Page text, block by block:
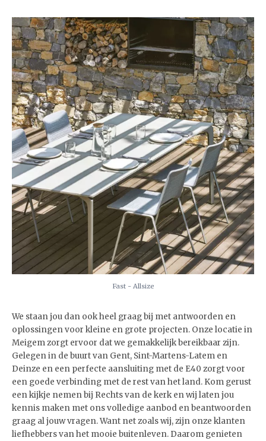
Fast - Allsize
We staan jou dan ook heel graag bij met antwoorden en
oplossingen voor kleine en grote projecten. Onze locatie in
Meigem zorgt ervoor dat we gemakkelijk bereikbaar zijn.
Gelegen in de buurt van Gent, Sint-Martens-Latem en
Deinze en een perfecte aansluiting met de E40 zorgt voor
een goede verbinding met de rest van het land. Kom gerust
een kijkje nemen bij Rechts van de kerk en wij laten jou
kennis maken met ons volledige aanbod en beantwoorden
graag al jouw vragen. Want net zoals wij, zijn onze klanten
liefhebbers van het mooie buitenleven. Daarom genieten